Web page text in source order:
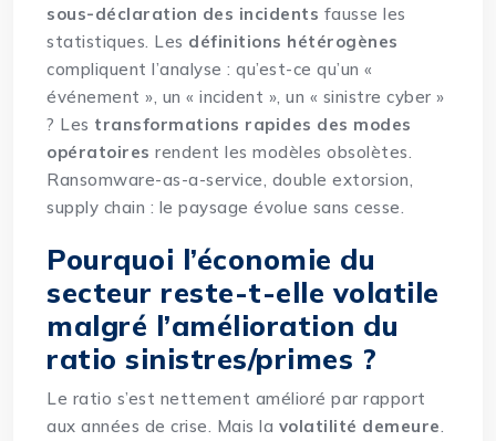
sous-déclaration des incidents fausse les
statistiques. Les définitions hétérogènes
compliquent l’analyse : qu’est-ce qu’un «
événement », un « incident », un « sinistre cyber »
? Les transformations rapides des modes
opératoires rendent les modèles obsolètes.
Ransomware-as-a-service, double extorsion,
supply chain : le paysage évolue sans cesse.
Pourquoi l’économie du
secteur reste-t-elle volatile
malgré l’amélioration du
ratio sinistres/primes ?
Le ratio s’est nettement amélioré par rapport
aux années de crise. Mais la volatilité demeure